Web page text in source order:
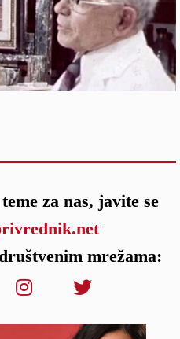
za nas, javite se
mrežama: